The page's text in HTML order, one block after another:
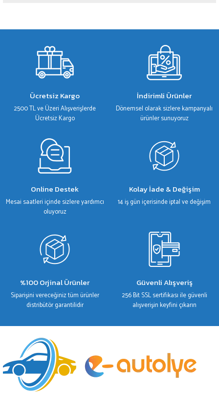
gördüğünüz noktaları öneri formunu kullanarak tarafımıza iletebilirsiniz.
Ürün resmi kalitesiz, bozuk veya görüntülenemiyor.
Ürün açıklamasında eksik bilgiler bulunuyor.
Ürün fiyatı diğer sitelerden daha pahalı.
Bu ürüne benzer farklı alternatifler olmalı.
Ücretsiz Kargo
2500 TL ve Üzeri Alışverişlerde
Ücretsiz Kargo
İndirimli Ürünler
Dönemsel olarak sizlere kampanyalı
ürünler sunuyoruz
Online Destek
Mesai saatleri içinde sizlere yardımcı
oluyoruz
Kolay İade & Değişim
14 iş gün içerisinde iptal ve değişim
%100 Orjinal Ürünler
Siparişini vereceğiniz tüm ürünler
distribütör garantilidir
Güvenli Alışveriş
256 Bit SSL sertifikası ile güvenli
alışverişin keyfini çıkarın